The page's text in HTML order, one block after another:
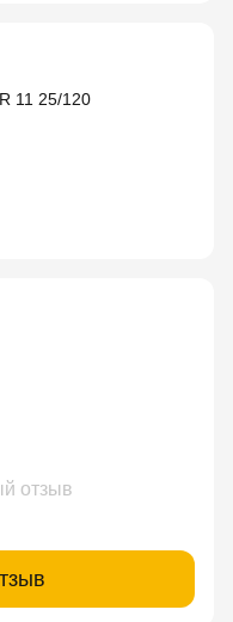
11 25/120
отзыв